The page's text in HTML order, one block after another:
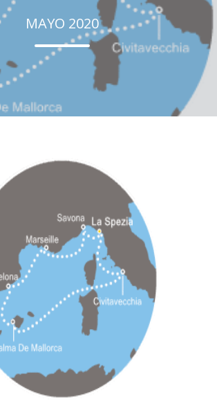
MAYO 2020